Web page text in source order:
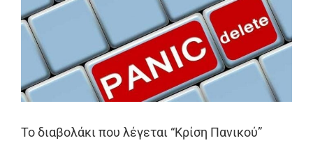
Το διαβολάκι που λέγεται “Κρίση Πανικού”